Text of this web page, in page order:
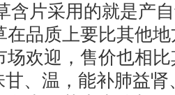
含片采用的就是产
在品质上要比其他
场欢迎，售价也相
、温，能补肺益